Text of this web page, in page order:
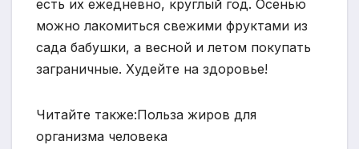
есть их ежедневно, круглый год. Осенью
можно лакомиться свежими фруктами из
сада бабушки, а весной и летом покупать
заграничные. Худейте на здоровье!
Читайте также:Польза жиров для
организма человека